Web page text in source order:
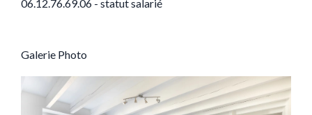
06.12.76.69.06 - statut salarié
Galerie Photo